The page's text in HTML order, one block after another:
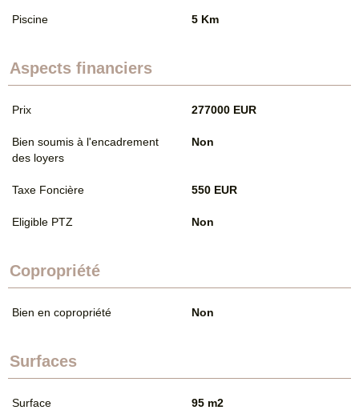
Piscine 5 Km
Aspects financiers
Prix 277000 EUR
Bien soumis à l'encadrement
des loyers
Non
Taxe Foncière 550 EUR
Eligible PTZ Non
Copropriété
Bien en copropriété Non
Surfaces
Surface 95 m2